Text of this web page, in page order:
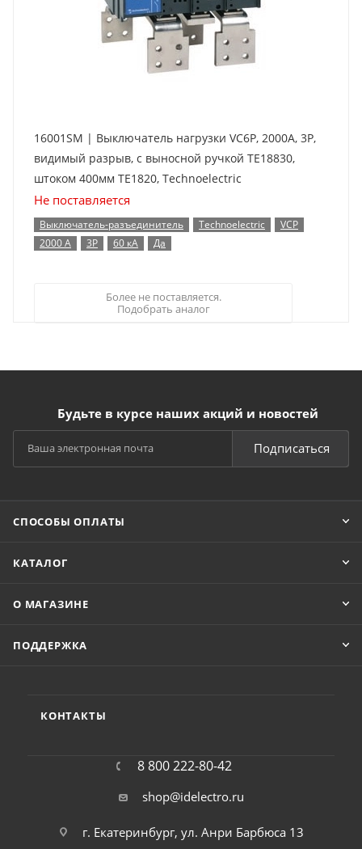
16001SM | Выключатель нагрузки VC6P, 2000А, 3P,
видимый разрыв, с выносной ручкой TE18830,
штоком 400мм TE1820, Technoelectric
Не поставляется
Выключатель-разъединитель Technoelectric
VCP
2000 А
3P 60 кА Да
Более не поставляется.
Подобрать аналог
Будьте в курсе наших акций и новостей
Подписаться
СПОСОБЫ ОПЛАТЫ
КАТАЛОГ
О МАГАЗИНЕ
ПОДДЕРЖКА
КОНТАКТЫ
8 800 222-80-42
shop@idelectro.ru
г. Екатеринбург, ул. Анри Барбюса 13